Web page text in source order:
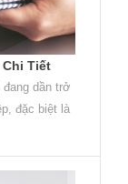
Chi Tiết
dần trở
đặc biệt là